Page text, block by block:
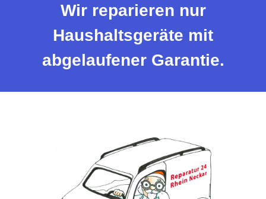
Wir reparieren nur
Haushaltsgeräte mit
abgelaufener Garantie.